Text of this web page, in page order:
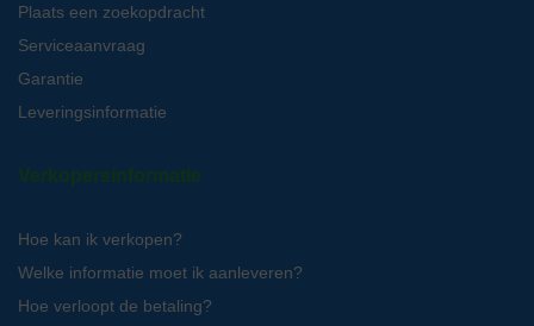
Plaats een zoekopdracht
Serviceaanvraag
Garantie
Leveringsinformatie
Verkopersinformatie
Hoe kan ik verkopen?
Welke informatie moet ik aanleveren?
Hoe verloopt de betaling?